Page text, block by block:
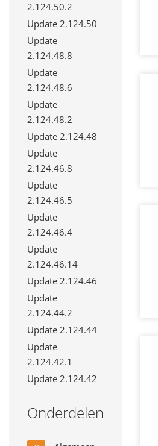
2.124.50.2
Update 2.124.50
Update
2.124.48.8
Update
2.124.48.6
Update
2.124.48.2
Update 2.124.48
Update
2.124.46.8
Update
2.124.46.5
Update
2.124.46.4
Update
2.124.46.14
Update 2.124.46
Update
2.124.44.2
Update 2.124.44
Update
2.124.42.1
Update 2.124.42
Onderdelen